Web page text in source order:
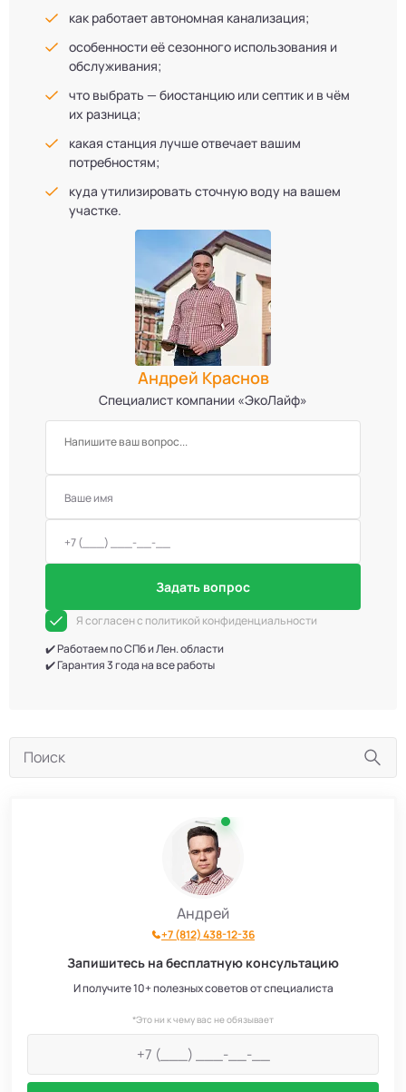
Андрей
+7 (812) 438-12-36
Запишитесь на бесплатную консультацию
И получите 10+ полезных советов от специалиста
*Это ни к чему вас не обязывает
как работает автономная канализация;
особенности её сезонного использования и
обслуживания;
что выбрать — биостанцию или септик и в чём
их разница;
какая станция лучше отвечает вашим
потребностям;
куда утилизировать сточную воду на вашем
участке.
Андрей Краснов
Специалист компании «ЭкоЛайф»
Задать вопрос
Я согласен с политикой конфиденциальности
✔️ Работаем по СПб и Лен. области
✔️ Гарантия 3 года на все работы